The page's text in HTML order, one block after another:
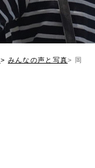
みんなの声と写真 岡山